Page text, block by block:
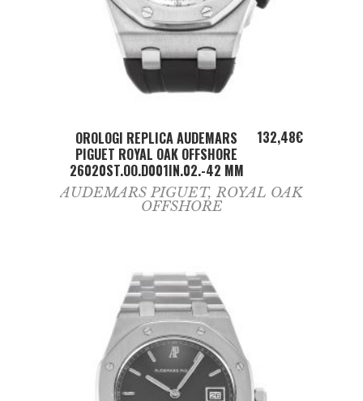
ADD TO CART
OROLOGI REPLICA AUDEMARS
PIGUET ROYAL OAK OFFSHORE
26020ST.OO.D001IN.02.-42 MM
132,48€
AUDEMARS PIGUET, ROYAL OAK
OFFSHORE